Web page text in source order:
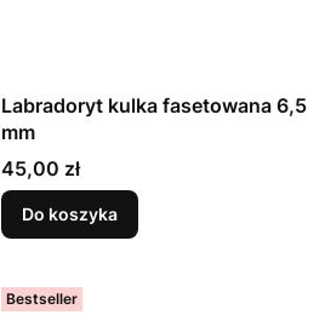
Labradoryt kulka fasetowana 6,5
mm
Cena
45,00 zł
Do koszyka
Bestseller